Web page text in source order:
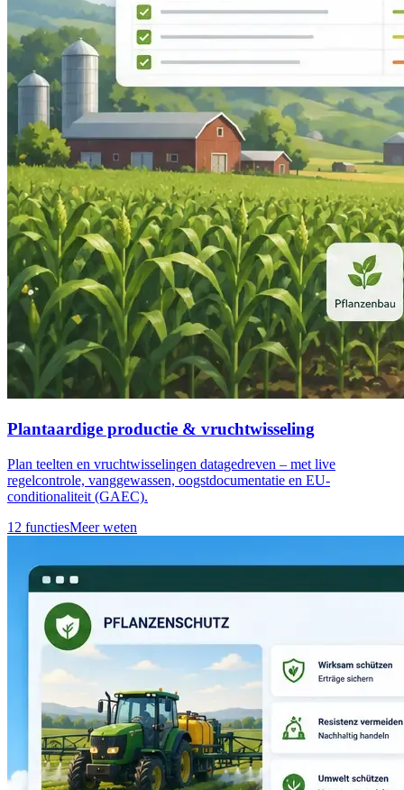
Plantaardige productie & vruchtwisseling
Plan teelten en vruchtwisselingen datagedreven – met live
regelcontrole, vanggewassen, oogstdocumentatie en EU-
conditionaliteit (GAEC).
12 functiesMeer weten